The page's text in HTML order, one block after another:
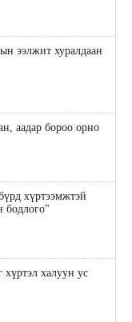
ээлжит хуралдаан
аадар бороо орно
хүртээмжтэй
бодлого"
халуун ус